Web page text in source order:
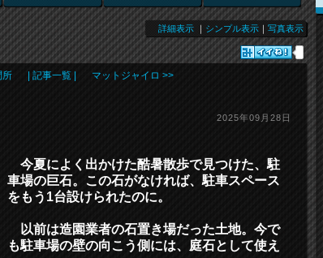
詳細表示 ｜ シンプル表示 ｜ 写真表示
| 記事一覧 | マットジャイロ >>
2025年09月28日
今夏によく出かけた酷暑散歩で見つけた、駐
車場の巨石。この石がなければ、駐車スペース
をもう1台設けられたのに。
以前は造園業者の石置き場だった土地。今で
も駐車場の壁の向こう側には、庭石として使え